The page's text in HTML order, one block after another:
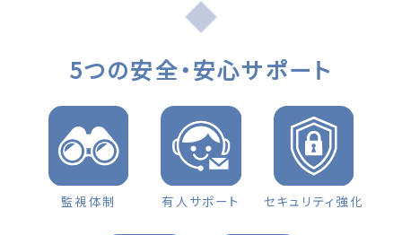
first appeared on 出会いマッチングサイト
5つの安全・安心サポート
監視体制 有人サポート セキュリティ強化